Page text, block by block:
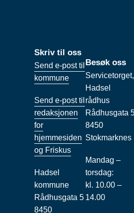
Skriv til oss
Send e-post til
kommune
Send e-post til
redaksjonen
for
hjemmesiden
og Friskus
Hadsel
kommune
Rådhusgata 5
8450
Besøk oss
Servicetorget,
Hadsel
rådhus
Rådhusgata
8450
Stokmarknes
Mandag –
torsdag:
kl. 10.00 –
14.00